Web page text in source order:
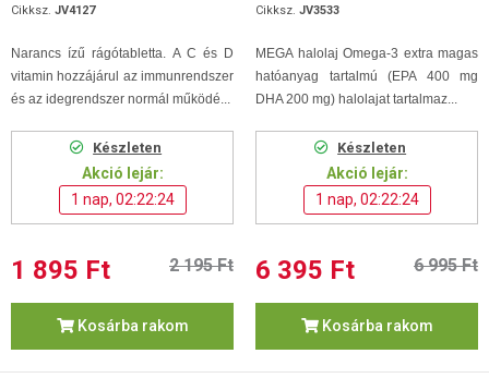
Cikksz. JV4127
Narancs ízű rágótabletta. A C és D
vitamin hozzájárul az immunrendszer
és az idegrendszer normál működé...
Készleten
Akció lejár:
1 nap, 02:22:24
1 895 Ft 2 195 Ft
Kosárba rakom
Cikksz. JV3533
MEGA halolaj Omega-3 extra magas
hatóanyag tartalmú (EPA 400 mg
DHA 200 mg) halolajat tartalmaz...
Készleten
Akció lejár:
1 nap, 02:22:24
6 395 Ft 6 995 Ft
Kosárba rakom